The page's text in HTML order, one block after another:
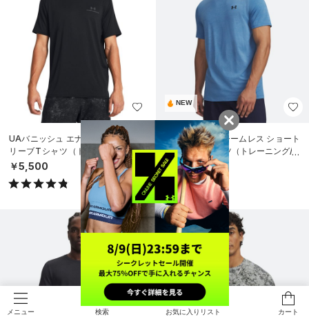
メニュー 検索 お気に入りリスト カート
UAバニッシュ エナジー ショートス
リーブTシャツ（トレーニング/ME
N）
￥5,500
NEW
UAバニッシュ シームレス ショート
スリーブ Tシャツ（トレーニング/M
EN）
￥5,500